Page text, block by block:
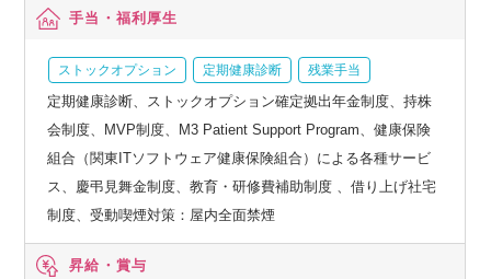
手当・福利厚生
ストックオプション 定期健康診断 残業手当
定期健康診断、ストックオプション確定拠出年金制度、持株
会制度、MVP制度、M3 Patient Support Program、健康保険
組合（関東ITソフトウェア健康保険組合）による各種サービ
ス、慶弔見舞金制度、教育・研修費補助制度 、借り上げ社宅
制度、受動喫煙対策：屋内全面禁煙
昇給・賞与